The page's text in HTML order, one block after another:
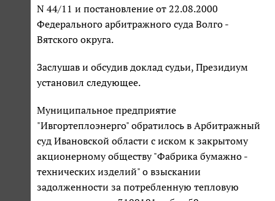
N 44/11 и постановление от 22.08.2000
Федерального арбитражного суда Волго -
Вятского округа.
Заслушав и обсудив доклад судьи, Президиум
установил следующее.
Муниципальное предприятие
"Ивгортеплоэнерго" обратилось в Арбитражный
суд Ивановской области с иском к закрытому
акционерному обществу "Фабрика бумажно -
технических изделий" о взыскании
задолженности за потребленную тепловую